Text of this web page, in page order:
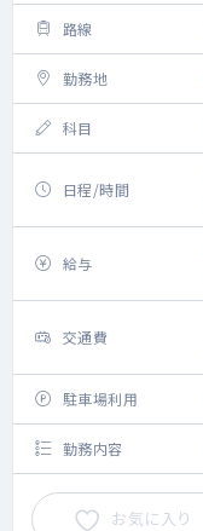
路線
勤務地
科目
日程/時間
給与
交通費
駐車場利用
勤務内容
お気に入り